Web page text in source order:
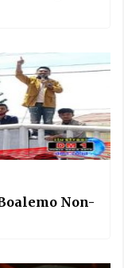
Non-